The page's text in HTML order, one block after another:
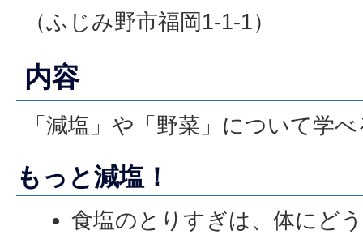
（ふじみ野市福岡1-1-1）
内容
「減塩」や「野菜」について学
もっと減塩！
食塩のとりすぎは、体にど